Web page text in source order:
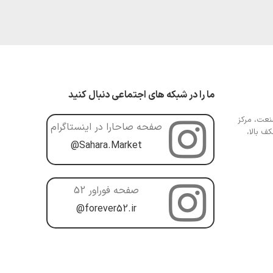
مرکز
بالا،
ما را در شبکه های اجتماعی دنبال کنید
صفحه صاحارا در اینستاگرام
@Sahara.Market
صفحه فوراور 52
@forever52.ir